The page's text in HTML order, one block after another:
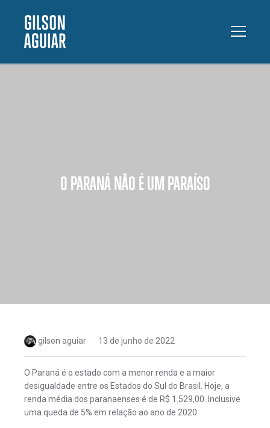
O PARANÁ NÃO É UM PARAÍSO
gilson aguiar 13 de junho de 2022
O Paraná é o estado com a menor renda e a maior
desigualdade entre os Estados do Sul do Brasil. Hoje, a
renda média dos paranaenses é de R$ 1.529,00. Inclusive
uma queda de 5% em relação ao ano de 2020.